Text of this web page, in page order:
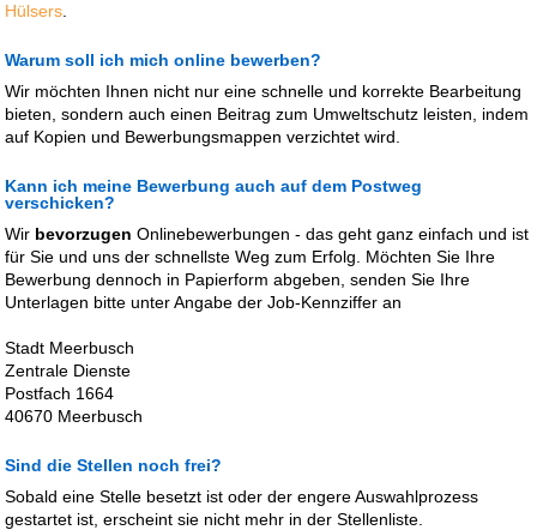
Hülsers
Warum soll ich mich online bewerben?
Wir möchten Ihnen nicht nur eine schnelle und korrekte Bearbeitung
bieten, sondern auch einen Beitrag zum Umweltschutz leisten, indem
auf Kopien und Bewerbungsmappen verzichtet wird.
Kann ich meine Bewerbung auch auf dem Postweg
verschicken?
Wir bevorzugenOnlinebewerbungen - das geht ganz einfach und ist
für Sie und uns der schnellste Weg zum Erfolg. Möchten Sie Ihre
Bewerbung dennoch in Papierform abgeben, senden Sie Ihre
Unterlagen bitte unter Angabe der Job-Kennziffer an
Stadt Meerbusch
Zentrale Dienste
Postfach 1664
40670 Meerbusch
Sind die Stellen noch frei?
Sobald eine Stelle besetzt ist oder der engere Auswahlprozess
gestartet ist, erscheint sie nicht mehr in der Stellenliste.